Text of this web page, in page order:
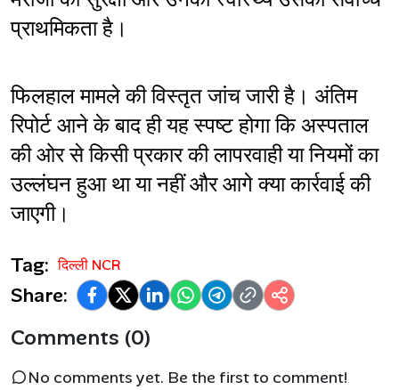
प्राथमिकता है।
फिलहाल मामले की विस्तृत जांच जारी है। अंतिम
रिपोर्ट आने के बाद ही यह स्पष्ट होगा कि अस्पताल
की ओर से किसी प्रकार की लापरवाही या नियमों का
उल्लंघन हुआ था या नहीं और आगे क्या कार्रवाई की
जाएगी।
Tag: दिल्ली NCR
Share:
Comments (0)
No comments yet. Be the first to comment!